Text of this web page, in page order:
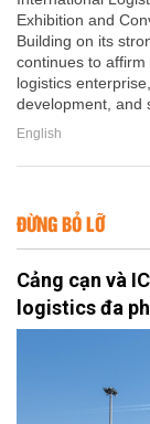
Exhibition and
Building on its
continues to
logistics
development, and
English
ĐỪNG BỎ LỠ
Cảng cạn và
logistics đa